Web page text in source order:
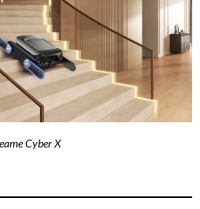
Cyber X